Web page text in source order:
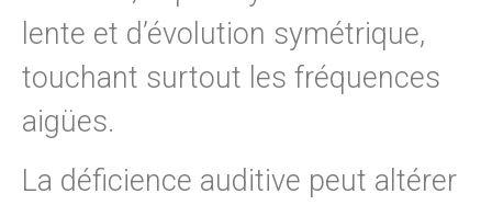
lente et d’évolution symétrique,
touchant surtout les fréquences
aigües.
La déficience auditive peut altérer